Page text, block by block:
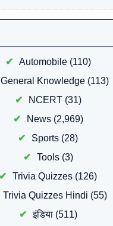
Automobile(110)
General Knowledge (113)
NCERT(31)
News(2,969)
Sports (28)
Tools(3)
Trivia Quizzes (126)
Trivia Quizzes Hindi (55)
इंडिया(511)